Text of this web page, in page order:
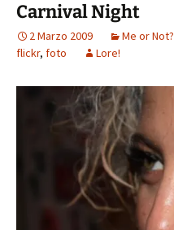
Carnival Night
2 Marzo 2009 Me or Not?
flickr, foto Lore!